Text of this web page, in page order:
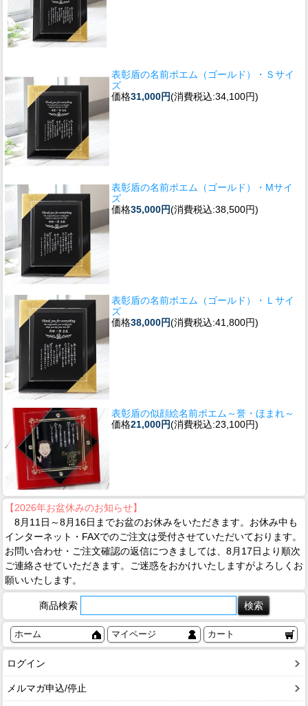
表彰盾の名前ポエム（ゴールド）・Ｓサイ
ズ
価格31,000円(消費税込:34,100円)
表彰盾の名前ポエム（ゴールド）・Mサイ
ズ
価格35,000円(消費税込:38,500円)
表彰盾の名前ポエム（ゴールド）・Ｌサイ
ズ
価格38,000円(消費税込:41,800円)
表彰盾の似顔絵名前ポエム～誉・ほまれ～
価格21,000円(消費税込:23,100円)
【2026年お盆休みのお知らせ】
8月11日～8月16日までお盆のお休みをいただきます。お休み中も
インターネット・FAXでのご注文は受付させていただいております。
お問い合わせ・ご注文確認の返信につきましては、8月17日より順次
ご連絡させていただきます。ご迷惑をおかけいたしますがよろしくお
願いいたします。
商品検索
ホーム マイページ カート
ログイン
メルマガ申込/停止